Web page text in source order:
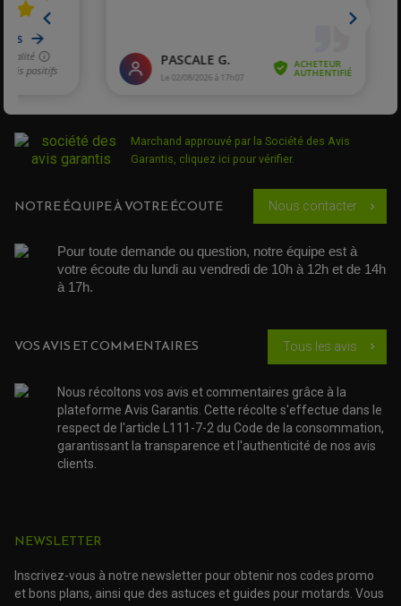
ROULEMENT QUAD / SSV
KIT ROULEMENT DE BRAS OSCILLANT
KIT ROULEMENT DE BIELLETTES D'AMORTISSEUR
PLASTIQUES MOTO CROSS ET ENDURO
Marchand approuvé par la Société des Avis
Garantis, cliquez ici pour vérifier.
NOTRE ÉQUIPE À VOTRE ÉCOUTE Nous contacter chevron_right
Pour toute demande ou question, notre équipe est à
votre écoute du lundi au vendredi de 10h à 12h et de 14h
à 17h.
VOS AVIS ET COMMENTAIRES Tous les avis chevron_right
Nous récoltons vos avis et commentaires grâce à la
plateforme Avis Garantis. Cette récolte s'effectue dans le
respect de l'article L111-7-2 du Code de la consommation,
garantissant la transparence et l'authenticité de nos avis
clients.
NEWSLETTER
Inscrivez-vous à notre newsletter pour obtenir nos codes promo
et bons plans, ainsi que des astuces et guides pour motards. Vous